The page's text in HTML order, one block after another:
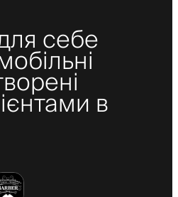
себе
в